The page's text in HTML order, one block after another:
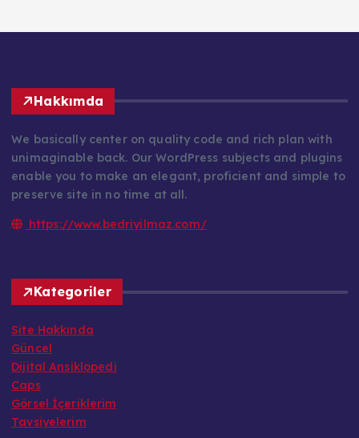
Hakkımda
We basically center on quality code and rich plan with
unimaginable back. Our WordPress subjects and plugins
enable you to make an elegant, proficient and simple to
preserve site in no time at all.
https://www.bedriyilmaz.com/
Kategoriler
Site Hakkında
Güncel
Dijital Ansiklopedi
Caps
Görsel İçeriklerim
Tavsiyelerim